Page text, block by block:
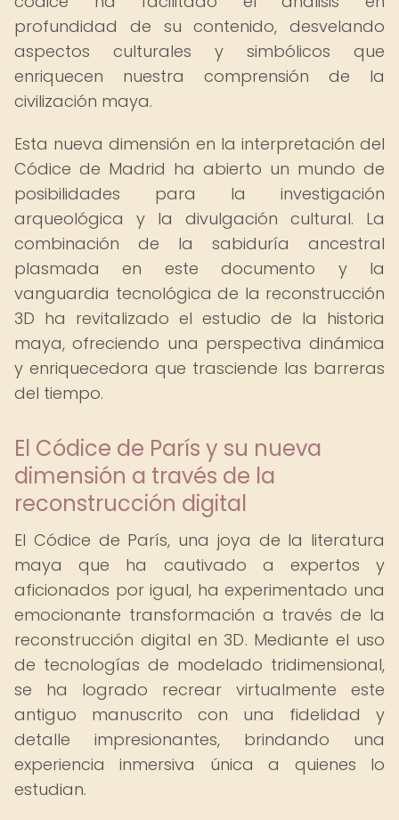
profundidad de su contenido, desvelando
aspectos culturales y simbólicos que
enriquecen nuestra comprensión de la
civilización maya.
Esta nueva dimensión en la interpretación del
Códice de Madrid ha abierto un mundo de
posibilidades para la investigación
arqueológica y la divulgación cultural. La
combinación de la sabiduría ancestral
plasmada en este documento y la
vanguardia tecnológica de la reconstrucción
3D ha revitalizado el estudio de la historia
maya, ofreciendo una perspectiva dinámica
y enriquecedora que trasciende las barreras
del tiempo.
El Códice de París y su nueva
dimensión a través de la
reconstrucción digital
El Códice de París, una joya de la literatura
maya que ha cautivado a expertos y
aficionados por igual, ha experimentado una
emocionante transformación a través de la
reconstrucción digital en 3D. Mediante el uso
de tecnologías de modelado tridimensional,
se ha logrado recrear virtualmente este
antiguo manuscrito con una fidelidad y
detalle impresionantes, brindando una
experiencia inmersiva única a quienes lo
estudian.